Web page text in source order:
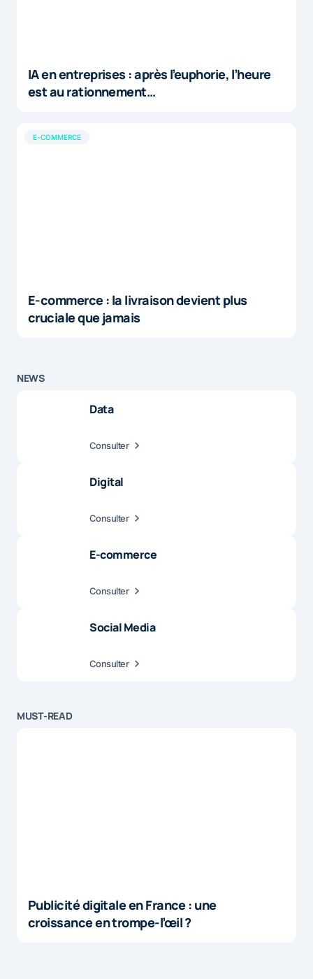
IA en entreprises : après l’euphorie, l’heure
est au rationnement…
E-COMMERCE
E-commerce : la livraison devient plus
cruciale que jamais
NEWS
Data
Consulter
Digital
Consulter
E-commerce
Consulter
Social Media
Consulter
MUST-READ
Publicité digitale en France : une
croissance en trompe-l’œil ?